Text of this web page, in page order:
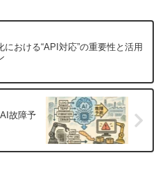
における“API対応”の重要性と活用
故障予